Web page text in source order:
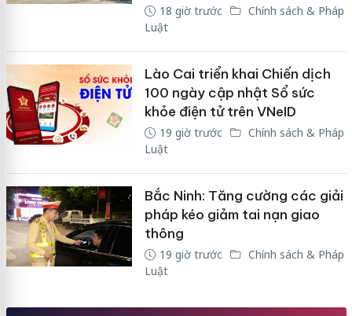
18 giờ trước
Chính sách & Pháp
Luật
Lào Cai triển khai Chiến dịch
100 ngày cập nhật Sổ sức
khỏe điện tử trên VNeID
19 giờ trước
Chính sách & Pháp
Luật
Bắc Ninh: Tăng cường các giải
pháp kéo giảm tai nạn giao
thông
19 giờ trước
Chính sách & Pháp
Luật